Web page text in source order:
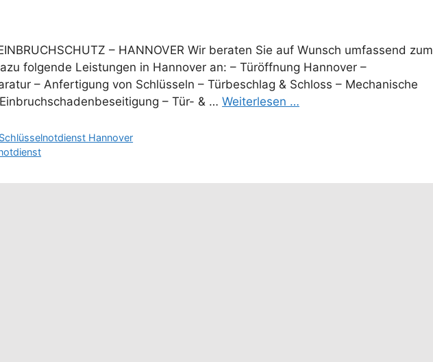
– HANNOVER Wir beraten Sie auf Wunsch umfassend zum
folgende Leistungen in Hannover an: – Türöffnung Hannover –
– Anfertigung von Schlüsseln – Türbeschlag & Schloss – Mechanische
– Tür- & … Weiterlesen …
Schlüsselnotdienst Hannover